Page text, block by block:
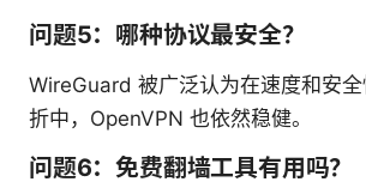
问题5：哪种协议最安全？
WireGuard 被广泛认为在速度和安
折中，OpenVPN 也依然稳健。
问题6：免费翻墙工具有用吗？